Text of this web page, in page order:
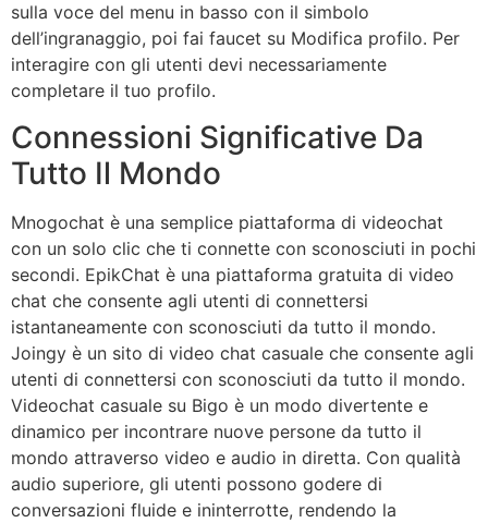
sulla voce del menu in basso con il simbolo
dell’ingranaggio, poi fai faucet su Modifica profilo. Per
interagire con gli utenti devi necessariamente
completare il tuo profilo.
Connessioni Significative Da
Tutto Il Mondo
Mnogochat è una semplice piattaforma di videochat
con un solo clic che ti connette con sconosciuti in pochi
secondi. EpikChat è una piattaforma gratuita di video
chat che consente agli utenti di connettersi
istantaneamente con sconosciuti da tutto il mondo.
Joingy è un sito di video chat casuale che consente agli
utenti di connettersi con sconosciuti da tutto il mondo.
Videochat casuale su Bigo è un modo divertente e
dinamico per incontrare nuove persone da tutto il
mondo attraverso video e audio in diretta. Con qualità
audio superiore, gli utenti possono godere di
conversazioni fluide e ininterrotte, rendendo la